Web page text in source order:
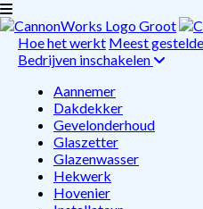
Hoe het werkt Meest
Bedrijven inschakelen
Aannemer
Dakdekker
Gevelonderhoud
Glaszetter
Glazenwasser
Hekwerk
Hovenier